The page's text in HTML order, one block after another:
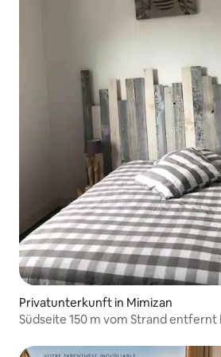
Privatunterkunft in Mimizan
Südseite 150 m vom Strand entfernt